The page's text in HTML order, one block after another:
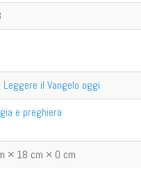
Leggere il Vangelo oggi
e preghiera
× 18 cm × 0 cm